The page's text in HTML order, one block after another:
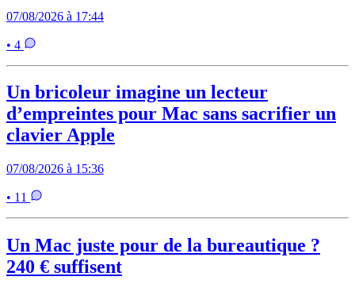
07/08/2026 à 17:44
• 4
Un bricoleur imagine un lecteur
d’empreintes pour Mac sans sacrifier un
clavier Apple
07/08/2026 à 15:36
• 11
Un Mac juste pour de la bureautique ?
240 € suffisent